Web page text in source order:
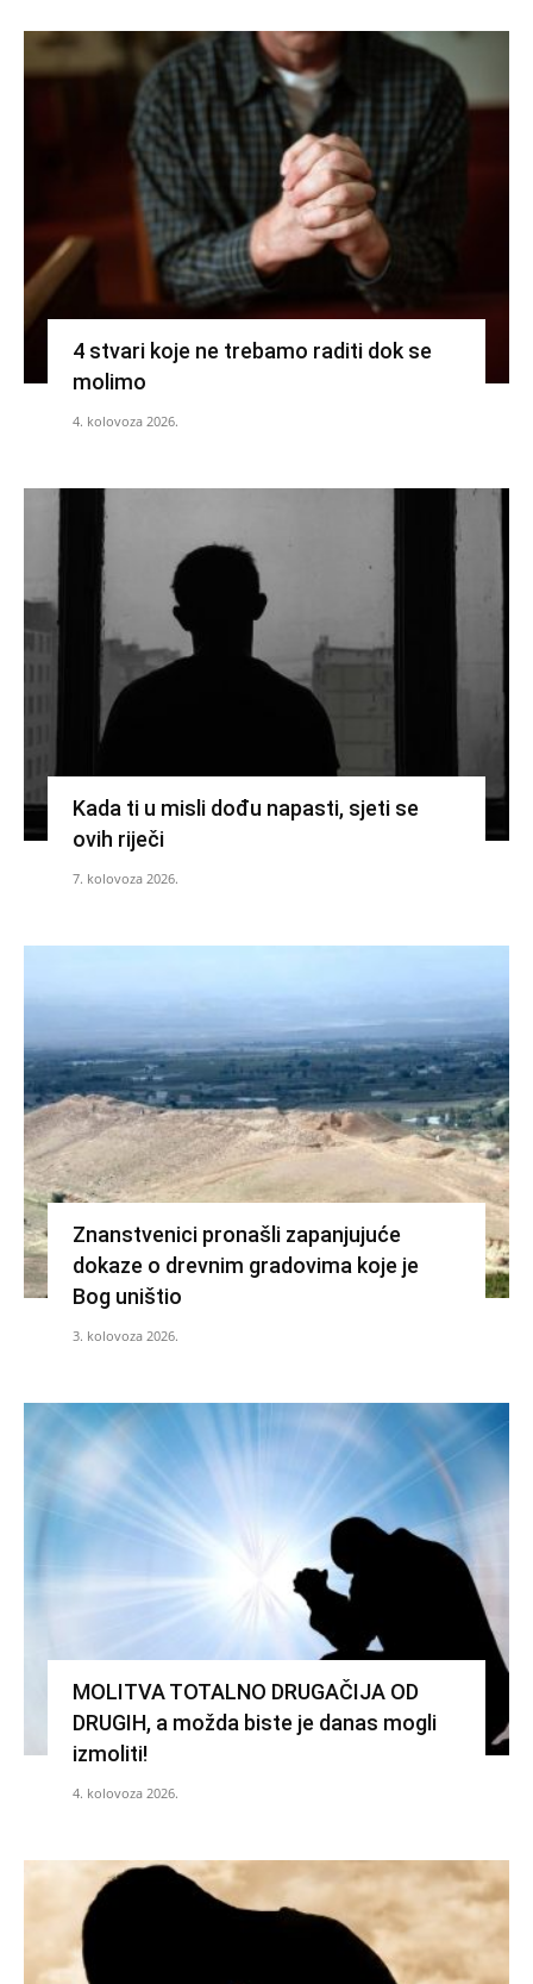
4 stvari koje ne trebamo raditi dok se
molimo
4. kolovoza 2026.
Kada ti u misli dođu napasti, sjeti se
ovih riječi
7. kolovoza 2026.
Znanstvenici pronašli zapanjujuće
dokaze o drevnim gradovima koje je
Bog uništio
3. kolovoza 2026.
MOLITVA TOTALNO DRUGAČIJA OD
DRUGIH, a možda biste je danas mogli
izmoliti!
4. kolovoza 2026.